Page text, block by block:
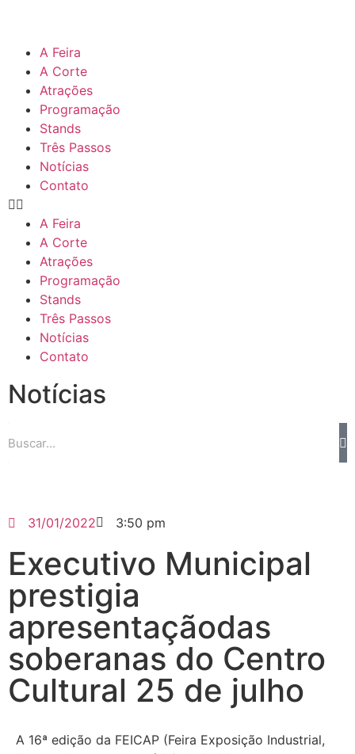
A Feira
A Corte
Atrações
Programação
Stands
Três Passos
Notícias
Contato
A Feira
A Corte
Atrações
Programação
Stands
Três Passos
Notícias
Contato
Notícias
31/01/2022 3:50 pm
Executivo Municipal
prestigia
apresentaçãodas
soberanas do Centro
Cultural 25 de julho
A 16ª edição da FEICAP (Feira Exposição Industrial,